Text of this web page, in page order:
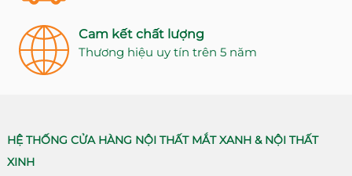
Cam kết chất lượng
Thương hiệu uy tín trên 5 năm
HỆ THỐNG CỬA HÀNG NỘI THẤT MẮT XANH & NỘI THẤT
XINH